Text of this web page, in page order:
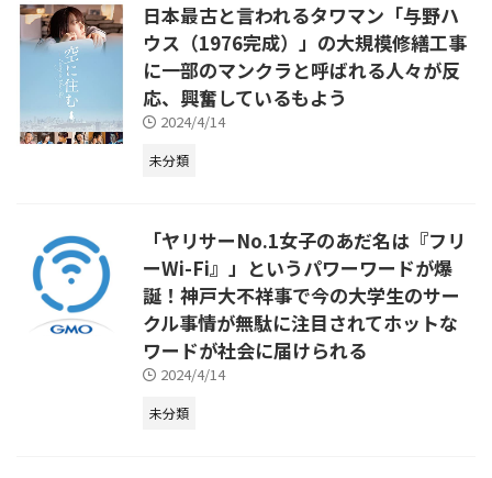
日本最古と言われるタワマン「与野ハ
ウス（1976完成）」の大規模修繕工事
に一部のマンクラと呼ばれる人々が反
応、興奮しているもよう
2024/4/14
未分類
「ヤリサーNo.1女子のあだ名は『フリ
ーWi-Fi』」というパワーワードが爆
誕！神戸大不祥事で今の大学生のサー
クル事情が無駄に注目されてホットな
ワードが社会に届けられる
2024/4/14
未分類